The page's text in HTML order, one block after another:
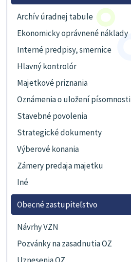
Archív úradnej tabule
Ekonomicky oprávnené náklady
Interné predpisy, smernice
Hlavný kontrolór
Majetkové priznania
Oznámenia o uložení písomnosti
Stavebné povolenia
Strategické dokumenty
Výberové konania
Zámery predaja majetku
Iné
Obecné zastupiteľstvo
Návrhy VZN
Pozvánky na zasadnutia OZ